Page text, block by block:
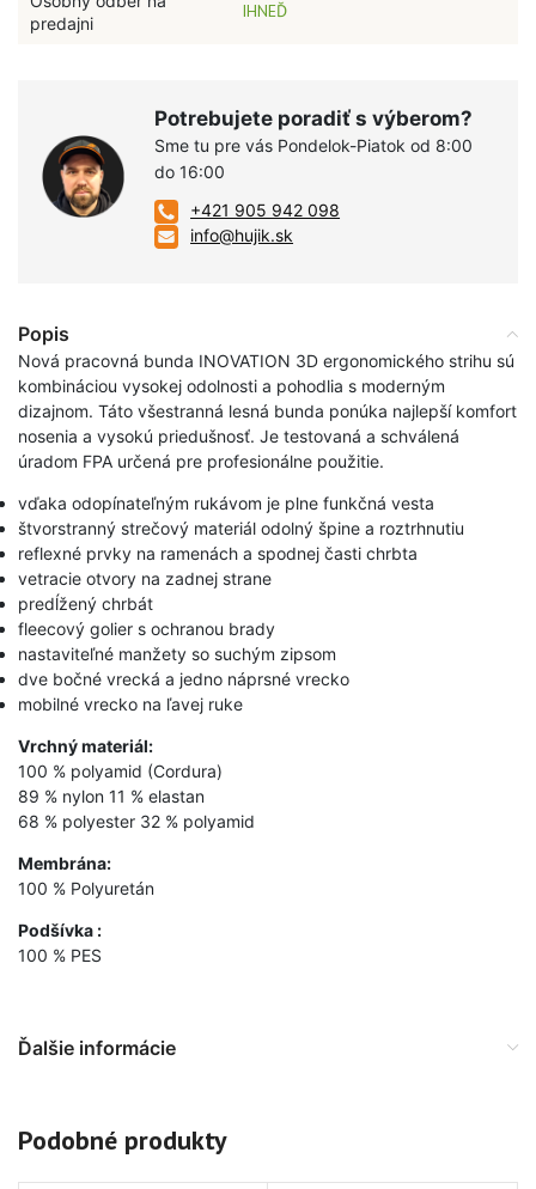
predajni
IHNEĎ
Potrebujete poradiť s výberom?
Sme tu pre vás Pondelok-Piatok od 8:00
do 16:00
+421 905 942 098
info@hujik.sk
Popis
Nová pracovná bunda INOVATION 3D ergonomického strihu sú
kombináciou vysokej odolnosti a pohodlia s moderným
dizajnom. Táto všestranná lesná bunda ponúka najlepší komfort
nosenia a vysokú priedušnosť. Je testovaná a schválená
úradom FPA určená pre profesionálne použitie.
vďaka odopínateľným rukávom je plne funkčná vesta
štvorstranný strečový materiál odolný špine a roztrhnutiu
reflexné prvky na ramenách a spodnej časti chrbta
vetracie otvory na zadnej strane
predĺžený chrbát
fleecový golier s ochranou brady
nastaviteľné manžety so suchým zipsom
dve bočné vrecká a jedno náprsné vrecko
mobilné vrecko na ľavej ruke
Vrchný materiál:
100 % polyamid (Cordura)
89 % nylon 11 % elastan
68 % polyester 32 % polyamid
Membrána:
100 % Polyuretán
Podšívka :
100 % PES
Ďalšie informácie
Podobné produkty